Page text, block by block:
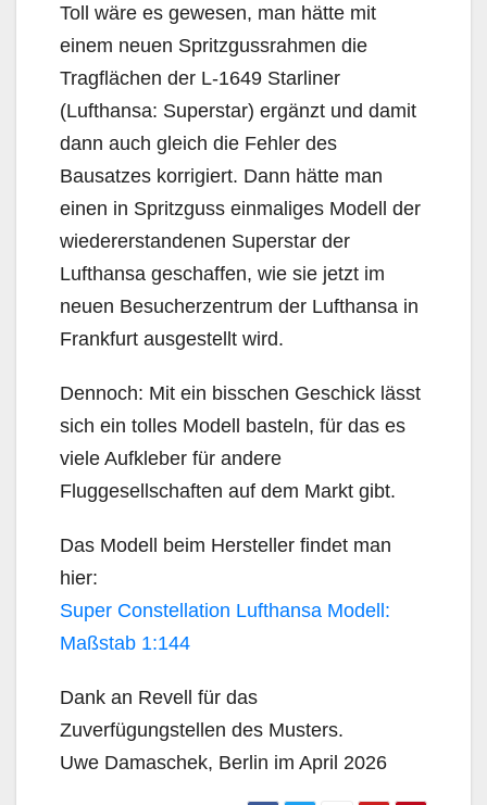
Toll wäre es gewesen, man hätte mit
einem neuen Spritzgussrahmen die
Tragflächen der L-1649 Starliner
(Lufthansa: Superstar) ergänzt und damit
dann auch gleich die Fehler des
Bausatzes korrigiert. Dann hätte man
einen in Spritzguss einmaliges Modell der
wiedererstandenen Superstar der
Lufthansa geschaffen, wie sie jetzt im
neuen Besucherzentrum der Lufthansa in
Frankfurt ausgestellt wird.
Dennoch: Mit ein bisschen Geschick lässt
sich ein tolles Modell basteln, für das es
viele Aufkleber für andere
Fluggesellschaften auf dem Markt gibt.
Das Modell beim Hersteller findet man
hier:
Super Constellation Lufthansa Modell:
Maßstab 1:144
Dank an Revell für das
Zuverfügungstellen des Musters.
Uwe Damaschek, Berlin im April 2026